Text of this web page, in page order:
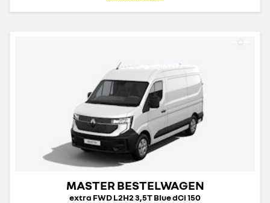
MASTER BESTELWAGEN
extra FWD L2H2 3,5T Blue dCi 150